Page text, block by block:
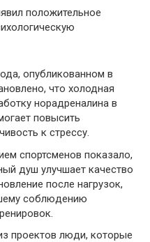
положительное
опубликованном в
что холодная
норадреналина в
повысить
к стрессу.
спортсменов показало,
душ улучшает качество
после нагрузок,
соблюдению
проектов люди, которые